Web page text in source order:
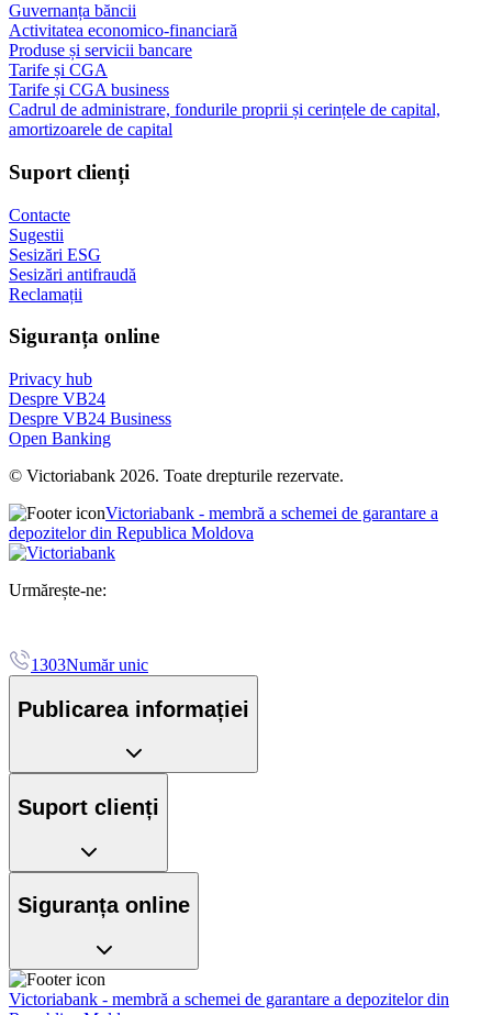
Guvernanța băncii
Activitatea economico-financiară
Produse și servicii bancare
Tarife și CGA
Tarife și CGA business
Cadrul de administrare, fondurile proprii și cerințele de capital,
amortizoarele de capital
Suport clienți
Contacte
Sugestii
Sesizări ESG
Sesizări antifraudă
Reclamații
Siguranța online
Privacy hub
Despre VB24
Despre VB24 Business
Open Banking
© Victoriabank 2026. Toate drepturile rezervate.
Victoriabank - membră a schemei de garantare a
depozitelor din Republica Moldova
Urmărește-ne:
1303Număr unic
Publicarea informației
Suport clienți
Siguranța online
Victoriabank - membră a schemei de garantare a depozitelor din